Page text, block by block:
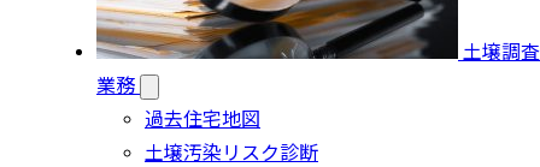
土壌調査
業務
過去住宅地図
土壌汚染リスク診断